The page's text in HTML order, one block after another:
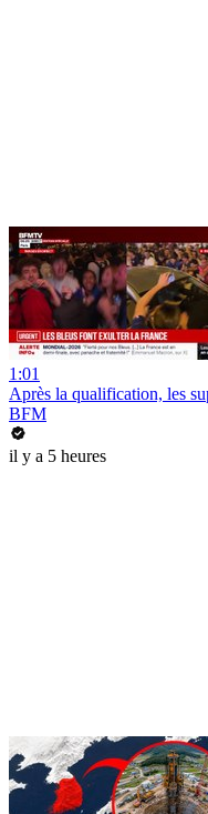
1:01
Après la qualification, les
BFM
il y a 5 heures